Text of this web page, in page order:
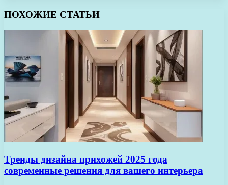
ПОХОЖИЕ СТАТЬИ
Тренды дизайна прихожей 2025 года
современные решения для вашего интерьера